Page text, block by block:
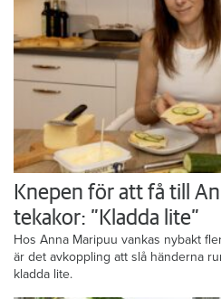
Knepen för att få till
tekakor: ”Kladda lite”
Hos Anna Maripuu vankas nybakt
är det avkoppling att slå händerna
kladda lite.